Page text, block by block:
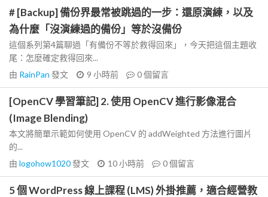
# [Backup] 備份界最常被跳過的一步：還原演練，以及
為什麼「沒演練過的備份」等於沒備份
這個系列第4篇聊過「有備份不等於救得回來」，今天把這個主題收
尾：怎麼確定救得回來...
由 RainPan 發文 9 小時前 0個留言
[OpenCV 學習筆記] 2. 使用 OpenCV 進行影像混合
(Image Blending)
本文將簡單示範如何使用 OpenCV 的 addWeighted 方法進行圖片
的...
由 logohow1020發文 10 小時前 0個留言
5 個 WordPress 線上課程 (LMS) 外掛推薦，適合經營教